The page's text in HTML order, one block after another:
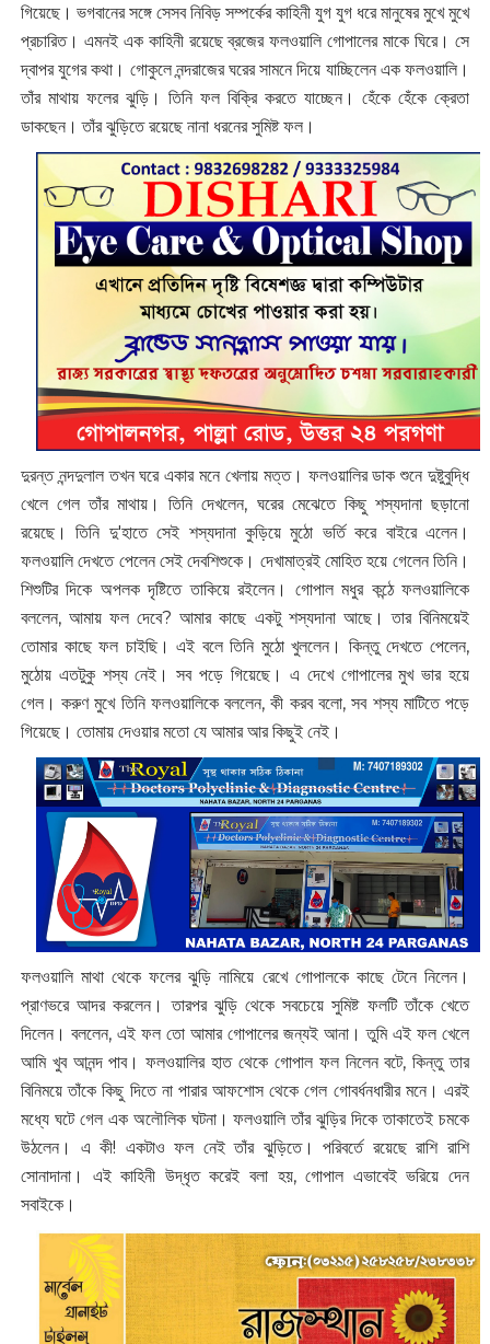
গিয়েছে। ভগবানের সঙ্গে সেসব নিবিড় সম্পর্কের কাহিনী যুগ যুগ ধরে মানুষের মুখে মুখে
প্রচারিত। এমনই এক কাহিনী রয়েছে ব্রজের ফলওয়ালি গোপালের মাকে ঘিরে। সে
দ্বাপর যুগের কথা। গোকুলে নন্দরাজের ঘরের সামনে দিয়ে যাচ্ছিলেন এক ফলওয়ালি।
তাঁর মাথায় ফলের ঝুড়ি। তিনি ফল বিক্রি করতে যাচ্ছেন। হেঁকে হেঁকে ক্রেতা
ডাকছেন। তাঁর ঝুড়িতে রয়েছে নানা ধরনের সুমিষ্ট ফল।
দুরন্ত নন্দদুলাল তখন ঘরে একার মনে খেলায় মত্ত। ফলওয়ালির ডাক শুনে দুষ্টুবুদ্ধি
খেলে গেল তাঁর মাথায়। তিনি দেখলেন, ঘরের মেঝেতে কিছু শস্যদানা ছড়ানো
রয়েছে। তিনি দু'হাতে সেই শস্যদানা কুড়িয়ে মুঠো ভর্তি করে বাইরে এলেন।
ফলওয়ালি দেখতে পেলেন সেই দেবশিশুকে। দেখামাত্রই মোহিত হয়ে গেলেন তিনি।
শিশুটির দিকে অপলক দৃষ্টিতে তাকিয়ে রইলেন। গোপাল মধুর কন্ঠে ফলওয়ালিকে
বললেন, আমায় ফল দেবে? আমার কাছে একটু শস্যদানা আছে। তার বিনিময়েই
তোমার কাছে ফল চাইছি। এই বলে তিনি মুঠো খুললেন। কিন্তু দেখতে পেলেন,
মুঠোয় এতটুকু শস্য নেই। সব পড়ে গিয়েছে। এ দেখে গোপালের মুখ ভার হয়ে
গেল। করুণ মুখে তিনি ফলওয়ালিকে বললেন, কী করব বলো, সব শস্য মাটিতে পড়ে
গিয়েছে। তোমায় দেওয়ার মতো যে আমার আর কিছুই নেই।
ফলওয়ালি মাথা থেকে ফলের ঝুড়ি নামিয়ে রেখে গোপালকে কাছে টেনে নিলেন।
প্রাণভরে আদর করলেন। তারপর ঝুড়ি থেকে সবচেয়ে সুমিষ্ট ফলটি তাঁকে খেতে
দিলেন। বললেন, এই ফল তো আমার গোপালের জন্যই আনা। তুমি এই ফল খেলে
আমি খুব আনন্দ পাব। ফলওয়ালির হাত থেকে গোপাল ফল নিলেন বটে, কিন্তু তার
বিনিময়ে তাঁকে কিছু দিতে না পারার আফশোস থেকে গেল গোবর্ধনধারীর মনে। এরই
মধ্যে ঘটে গেল এক অলৌলিক ঘটনা। ফলওয়ালি তাঁর ঝুড়ির দিকে তাকাতেই চমকে
উঠলেন। এ কী! একটাও ফল নেই তাঁর ঝুড়িতে। পরিবর্তে রয়েছে রাশি রাশি
সোনাদানা। এই কাহিনী উদ্ধৃত করেই বলা হয়, গোপাল এভাবেই ভরিয়ে দেন
সবাইকে।